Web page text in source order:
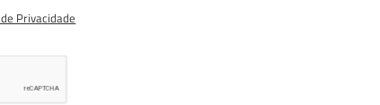
Privacidade